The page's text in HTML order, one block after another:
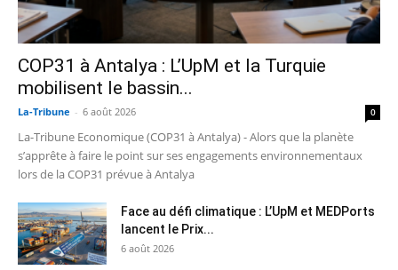
COP31 à Antalya : L’UpM et la Turquie
mobilisent le bassin...
La-Tribune - 6 août 2026 0
La-Tribune Economique (COP31 à Antalya) - Alors que la planète
s’apprête à faire le point sur ses engagements environnementaux
lors de la COP31 prévue à Antalya
Face au défi climatique : L’UpM et MEDPorts
lancent le Prix...
6 août 2026